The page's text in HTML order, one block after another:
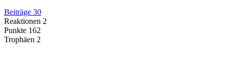
Beiträge 30
Reaktionen 2
Punkte 162
Trophäen 2